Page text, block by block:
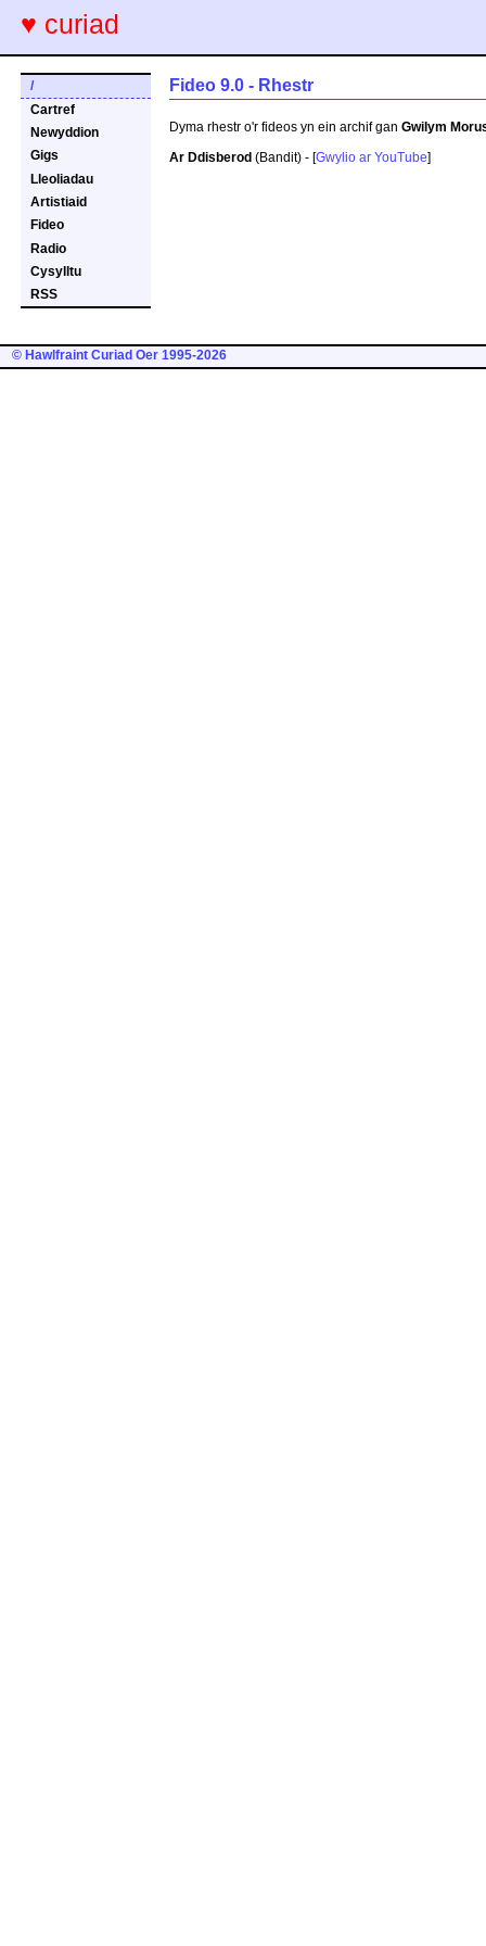
♥ curiad
/
Cartref
Newyddion
Gigs
Lleoliadau
Artistiaid
Fideo
Radio
Cysylltu
RSS
Fideo 9.0 - Rhestr
Dyma rhestr o'r fideos yn ein archif gan Gwilym
Ar Ddisberod (Bandit) - [Gwylio ar YouTube]
© Hawlfraint Curiad Oer 1995-2026